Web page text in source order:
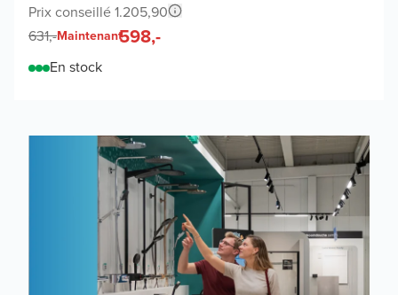
Prix conseillé 1.205,90
631,-Maintenant598,-
En stock